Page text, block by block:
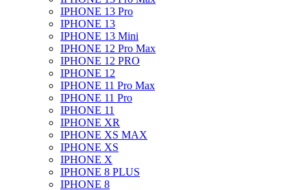
IPHONE 13 Pro
IPHONE 13
IPHONE 13 Mini
IPHONE 12 Pro Max
IPHONE 12 PRO
IPHONE 12
IPHONE 11 Pro Max
IPHONE 11 Pro
IPHONE 11
IPHONE XR
IPHONE XS MAX
IPHONE XS
IPHONE X
IPHONE 8 PLUS
IPHONE 8